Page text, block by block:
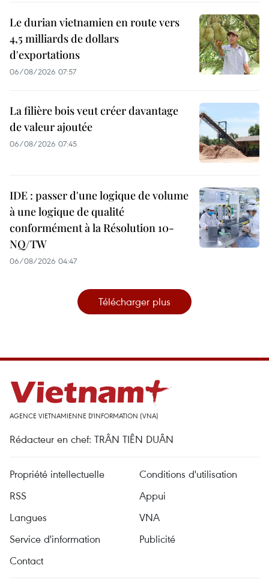
Le durian vietnamien en route vers
4,5 milliards de dollars
d'exportations
06/08/2026 07:57
La filière bois veut créer davantage
de valeur ajoutée
06/08/2026 07:45
IDE : passer d'une logique de volume
à une logique de qualité
conformément à la Résolution 10-
NQ/TW
06/08/2026 04:47
Télécharger plus
AGENCE VIETNAMIENNE D'INFORMATION (VNA)
Rédacteur en chef: TRÂN TIÊN DUÂN
Propriété intellectuelle
Conditions d'utilisation
RSS
Appui
Langues
VNA
Service d'information
Publicité
Contact